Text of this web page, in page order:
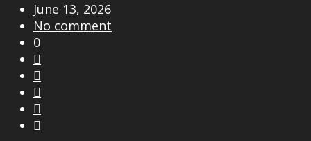
June 13, 2026
No comment
0




